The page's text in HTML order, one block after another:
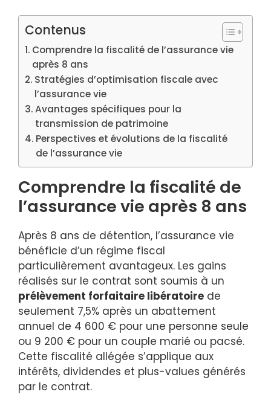
Contenus
Comprendre la fiscalité de l’assurance vie
après 8 ans
Stratégies d’optimisation fiscale avec
l’assurance vie
Avantages spécifiques pour la
transmission de patrimoine
Perspectives et évolutions de la fiscalité
de l’assurance vie
Comprendre la fiscalité de
l’assurance vie après 8 ans
Après 8 ans de détention, l’assurance vie
bénéficie d’un régime fiscal
particulièrement avantageux. Les gains
réalisés sur le contrat sont soumis à un
prélèvement forfaitaire libératoire de
seulement 7,5% après un abattement
annuel de 4 600 € pour une personne seule
ou 9 200 € pour un couple marié ou pacsé.
Cette fiscalité allégée s’applique aux
intérêts, dividendes et plus-values générés
par le contrat.